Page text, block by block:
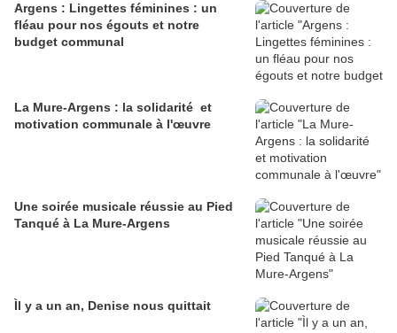
Argens : Lingettes féminines : un
fléau pour nos égouts et notre
budget communal
La Mure-Argens : la solidarité et
motivation communale à l'œuvre
Une soirée musicale réussie au Pied
Tanqué à La Mure-Argens
Ìl y a un an, Denise nous quittait